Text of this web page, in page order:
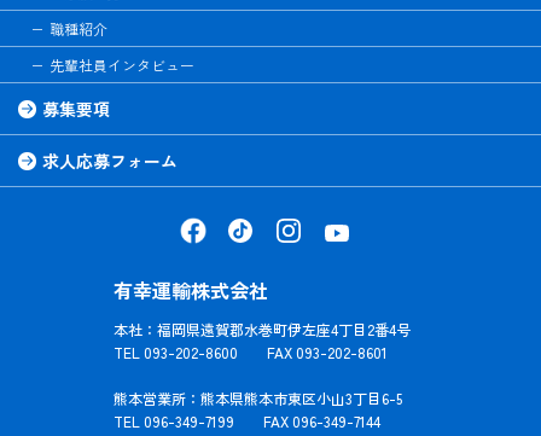
職種紹介
先輩社員インタビュー
募集要項
求人応募フォーム
有幸運輸株式会社
本社：福岡県遠賀郡水巻町伊左座4丁目2番4号
TEL 093-202-8600 FAX 093-202-8601
熊本営業所：熊本県熊本市東区小山3丁目6-5
TEL 096-349-7199 FAX 096-349-7144